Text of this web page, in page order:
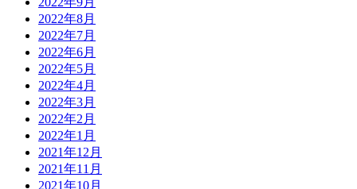
2022年8月
2022年7月
2022年6月
2022年5月
2022年4月
2022年3月
2022年2月
2022年1月
2021年12月
2021年11月
2021年10月